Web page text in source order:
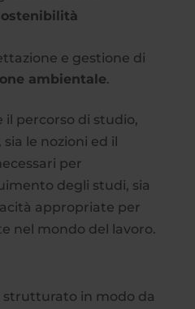
e gestione di
ambientale.
percorso di studio,
le nozioni ed il
per
degli studi, sia
appropriate per
nel mondo del lavoro.
strutturato in modo da